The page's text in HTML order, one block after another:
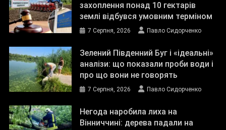
захоплення понад 10 гектарів
землі відбувся умовним терміном
7 Серпня, 2026 Павло Сидорченко
Зелений Південний Буг і «ідеальні»
аналізи: що показали проби води і
про що вони не говорять
7 Серпня, 2026 Павло Сидорченко
Негода наробила лиха на
Вінниччині: дерева падали на